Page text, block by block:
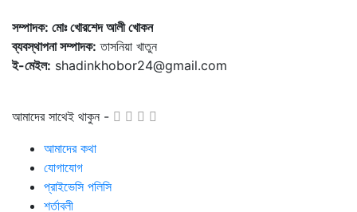
সম্পাদক: মোঃ খোরশেদ আলী খোকন
ব্যবস্থাপনা সম্পাদক: তাসনিয়া খাতুন
ই-মেইল: shadinkhobor24@gmail.com
আমাদের সাথেই থাকুন -
আমাদের কথা
যোগাযোগ
প্রাইভেসি পলিসি
শর্তাবলী